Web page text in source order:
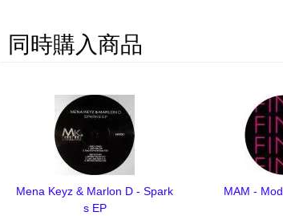
同時購入商品
Mena Keyz & Marlon D - Spark
s EP
MAM -